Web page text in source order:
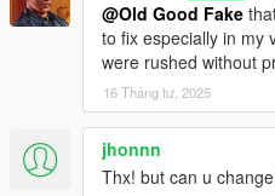
@Old Good Fake
to fix especially in my
were rushed without
16 Tháng tư, 2025
jhonnn
Thx! but can u